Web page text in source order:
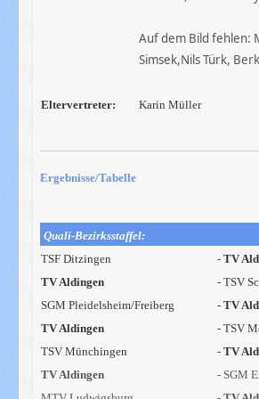
Auf dem Bild fehlen:
Simsek,NilsTürk,
Eltervertreter: Karin Müller
Ergebnisse/Tabelle
Quali-Bezirksstaffel:
TSF Ditzingen
-TV
TV Aldingen
- TSV
SGM Pleidelsheim/Freiberg
-TV
TV Aldingen
- TSV
TSV Münchingen
-TV
TV Aldingen
- SGM